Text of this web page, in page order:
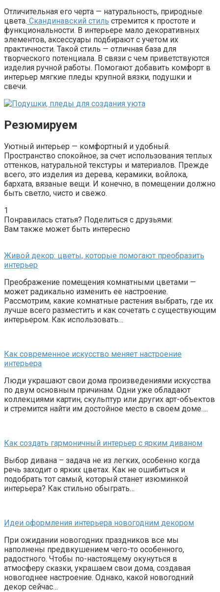
Отличительная его черта — натуральность, природные
цвета. Скандинавский стиль стремится к простоте и
функциональности. В интерьере мало декоративных
элементов, аксессуары подбирают с учетом их
практичности. Такой стиль — отличная база для
творческого потенциала. В связи с чем приветствуются
изделия ручной работы. Помогают добавить комфорт в
интерьер мягкие пледы крупной вязки, подушки и
свечи.
Резюмируем
Уютный интерьер — комфортный и удобный.
Пространство спокойное, за счет использования теплых
оттенков, натуральной текстуры и материалов. Прежде
всего, это изделия из дерева, керамики, войлока,
бархата, вязаные вещи. И конечно, в помещении должно
быть светло, чисто и свежо.
1
Понравилась статья? Поделиться с друзьями:
Вам также может быть интересно
Живой декор: цветы, которые помогают преобразить
интерьер
Преображение помещения комнатными цветами —
может радикально изменить ее настроение.
Рассмотрим, какие комнатные растения выбрать, где их
лучше всего разместить и как сочетать с существующим
интерьером. Как использовать…
Как современное искусство меняет настроение
интерьера
Люди украшают свои дома произведениями искусства
по двум основным причинам. Одни уже обладают
коллекциями картин, скульптур или других арт-объектов
и стремится найти им достойное место в своем доме….
Как создать гармоничный интерьер с ярким диваном
Выбор дивана – задача не из легких, особенно когда
речь заходит о ярких цветах. Как не ошибиться и
подобрать тот самый, который станет изюминкой
интерьера? Как стильно обыграть…
Идеи оформления интерьера новогодним декором
При ожидании новогодних праздников все мы
наполнены предвкушением чего-то особенного,
радостного. Чтобы по-настоящему окунуться в
атмосферу сказки, украшаем свои дома, создавая
новогоднее настроение. Однако, какой новогодний
декор сейчас…